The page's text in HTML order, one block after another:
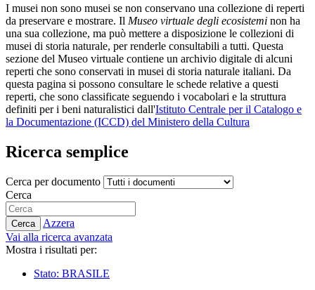
I musei non sono musei se non conservano una collezione di reperti
da preservare e mostrare. Il Museo virtuale degli ecosistemi non ha
una sua collezione, ma può mettere a disposizione le collezioni di
musei di storia naturale, per renderle consultabili a tutti. Questa
sezione del Museo virtuale contiene un archivio digitale di alcuni
reperti che sono conservati in musei di storia naturale italiani. Da
questa pagina si possono consultare le schede relative a questi
reperti, che sono classificate seguendo i vocabolari e la struttura
definiti per i beni naturalistici dall'Istituto Centrale per il Catalogo e
la Documentazione (ICCD) del Ministero della Cultura
Ricerca semplice
Cerca per documento
Cerca
Cerca
Azzera
Vai alla ricerca avanzata
Mostra i risultati per:
Stato: BRASILE